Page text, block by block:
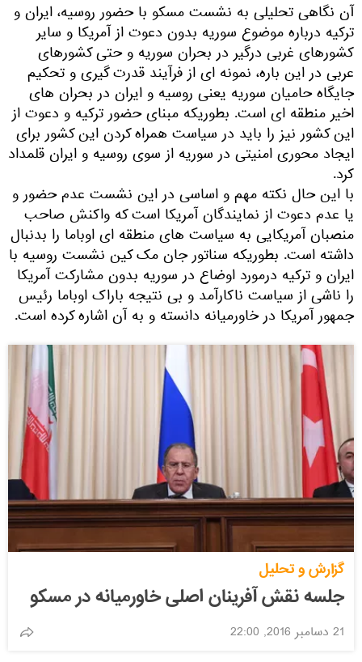
آن نگاهی تحلیلی به نشست مسکو با حضور روسیه، ایران و
ترکیه درباره موضوع سوریه بدون دعوت از آمریکا و سایر
کشورهای غربی درگیر در بحران سوریه و حتی کشورهای
عربی در این باره، نمونه ای از فرآیند قدرت گیری و تحکیم
جایگاه حامیان سوریه یعنی روسیه و ایران در بحران های
اخیر منطقه ای است. بطوریکه مبنای حضور ترکیه و دعوت از
این کشور نیز را باید در سیاست همراه کردن این کشور برای
ایجاد محوری امنیتی در سوریه از سوی روسیه و ایران قلمداد
کرد.
با این حال نکته مهم و اساسی در این نشست عدم حضور و
یا عدم دعوت از نمایندگان آمریکا است که واکنش صاحب
منصبان آمریکایی به سیاست های منطقه ای اوباما را بدنبال
داشته است. بطوریکه سناتور جان مک کین نشست روسیه با
ایران و ترکیه درمورد اوضاع در سوریه بدون مشارکت آمریکا
را ناشی از سیاست ناکارآمد و بی نتیجه باراک اوباما رئیس
جمهور آمریکا در خاورمیانه دانسته و به آن اشاره کرده است.
گزارش و تحلیل
جلسه نقش آفرینان اصلی خاورمیانه در مسكو
21 دسامبر 2016, 22:00